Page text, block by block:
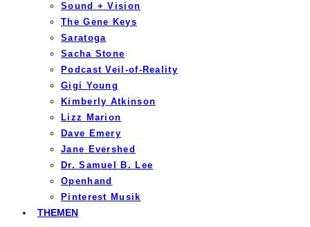
Sound + Vision
The Gene Keys
Saratoga
Sacha Stone
Podcast Veil-of-Reality
Gigi Young
Kimberly Atkinson
Lizz Marion
Dave Emery
Jane Evershed
Dr. Samuel B. Lee
Openhand
Pinterest Musik
THEMEN